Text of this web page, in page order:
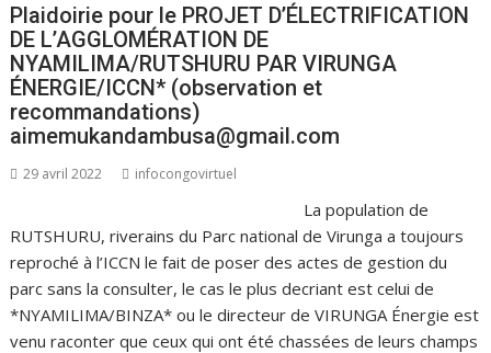
Plaidoirie pour le PROJET D’ÉLECTRIFICATION
DE L’AGGLOMÉRATION DE
NYAMILIMA/RUTSHURU PAR VIRUNGA
ÉNERGIE/ICCN* (observation et
recommandations)
aimemukandambusa@gmail.com
29 avril 2022 infocongovirtuel
La population de
RUTSHURU, riverains du Parc national de Virunga a toujours
reproché à l’ICCN le fait de poser des actes de gestion du
parc sans la consulter, le cas le plus decriant est celui de
*NYAMILIMA/BINZA* ou le directeur de VIRUNGA Énergie est
venu raconter que ceux qui ont été chassées de leurs champs